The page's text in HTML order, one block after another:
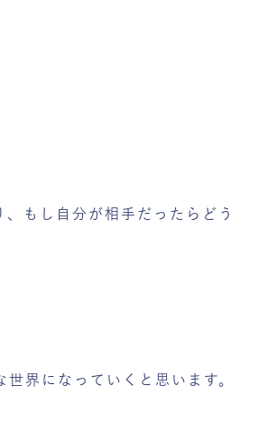
もし自分が相手だったらどう
界になっていくと思います。